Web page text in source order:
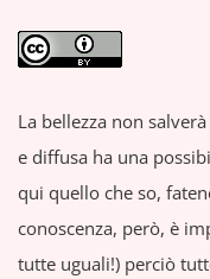
La bellezza non
e diffusa ha una
qui quello che so,
conoscenza, però, è
tutte uguali!) perciò